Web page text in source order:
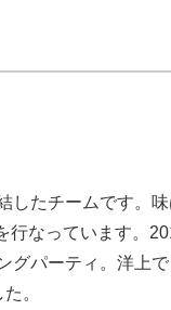
したチームです。味
行なっています。
グパーティ。洋上で
。